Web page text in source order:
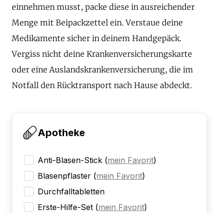
einnehmen musst, packe diese in ausreichender
Menge mit Beipackzettel ein. Verstaue deine
Medikamente sicher in deinem Handgepäck.
Vergiss nicht deine Krankenversicherungskarte
oder eine Auslandskrankenversicherung, die im
Notfall den Rücktransport nach Hause abdeckt.
Apotheke
Anti-Blasen-Stick (mein Favorit)
Blasenpflaster (mein Favorit)
Durchfalltabletten
Erste-Hilfe-Set (mein Favorit)